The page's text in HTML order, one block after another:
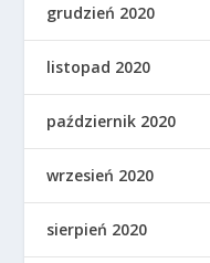
grudzień 2020
listopad 2020
październik 2020
wrzesień 2020
sierpień 2020